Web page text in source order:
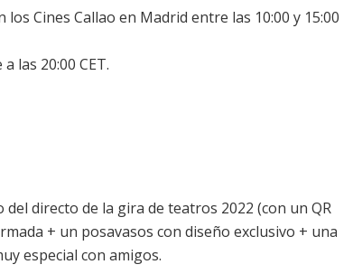
los Cines Callao en Madrid entre las 10:00 y 15:00
las 20:00 CET.
del directo de la gira de teatros 2022 (con un QR
+ un posavasos con diseño exclusivo + una
especial con amigos.